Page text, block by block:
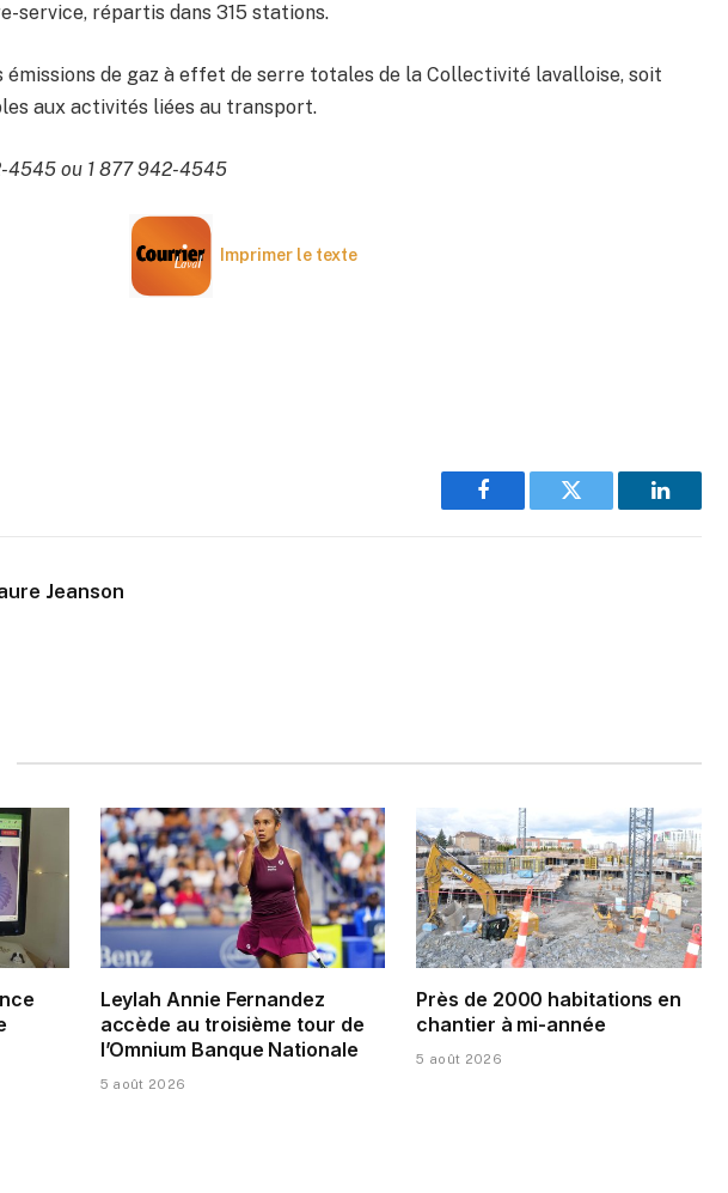
service, répartis dans 315 stations.
émissions de gaz à effet de serre totales de la Collectivité lavalloise, soit
aux activités liées au transport.
4545 ou 1 877 942-4545
Imprimer le texte
Facebook Twitter LinkedIn
Jeanson
Leylah Annie Fernandez
accède au troisième tour de
l’Omnium Banque Nationale
5 août 2026
Près de 2000 habitations en
chantier à mi-année
5 août 2026